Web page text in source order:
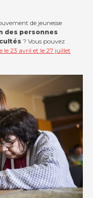
de jeunesse
des personnes
? Vous pouvez
le 23 avril et le 27 juillet